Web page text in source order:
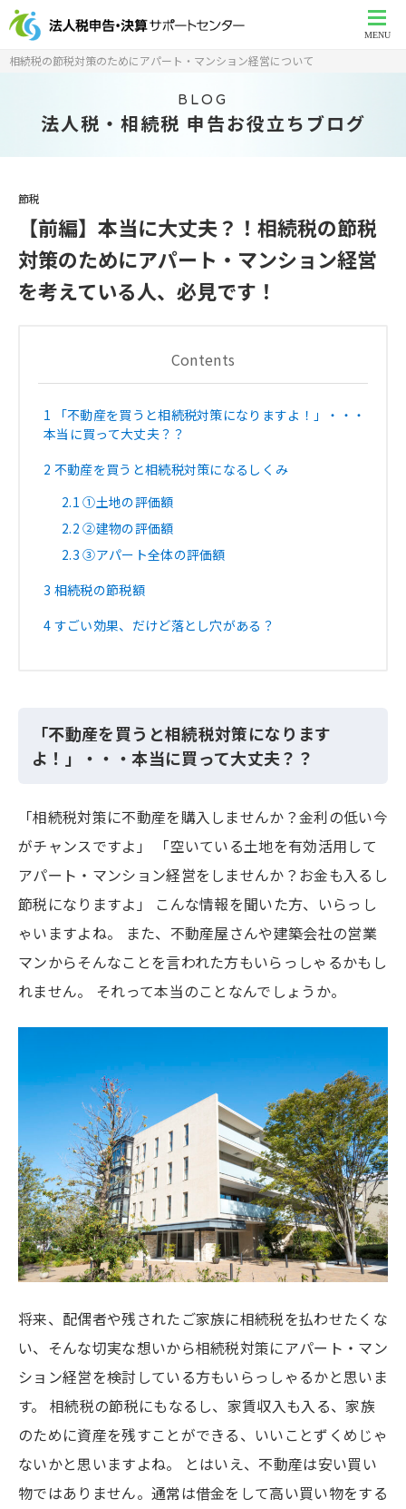
MENU
相続税の節税対策のためにアパート・マンション経営について
BLOG
法人税・相続税 申告お役立ちブログ
節税
【前編】本当に大丈夫？！相続税の節税
対策のためにアパート・マンション経営
を考えている人、必見です！
Contents
1 「不動産を買うと相続税対策になりますよ！」・・・
本当に買って大丈夫？？
2 不動産を買うと相続税対策になるしくみ
2.1 ①土地の評価額
2.2 ②建物の評価額
2.3 ③アパート全体の評価額
3 相続税の節税額
4 すごい効果、だけど落とし穴がある？
「不動産を買うと相続税対策になります
よ！」・・・本当に買って大丈夫？？
「相続税対策に不動産を購入しませんか？金利の低い今
がチャンスですよ」 「空いている土地を有効活用して
アパート・マンション経営をしませんか？お金も入るし
節税になりますよ」 こんな情報を聞いた方、いらっし
ゃいますよね。 また、不動産屋さんや建築会社の営業
マンからそんなことを言われた方もいらっしゃるかもし
れません。 それって本当のことなんでしょうか。
将来、配偶者や残されたご家族に相続税を払わせたくな
い、そんな切実な想いから相続税対策にアパート・マン
ション経営を検討している方もいらっしゃるかと思いま
す。 相続税の節税にもなるし、家賃収入も入る、家族
のために資産を残すことができる、いいことずくめじゃ
ないかと思いますよね。 とはいえ、不動産は安い買い
物ではありません。通常は借金をして高い買い物をする